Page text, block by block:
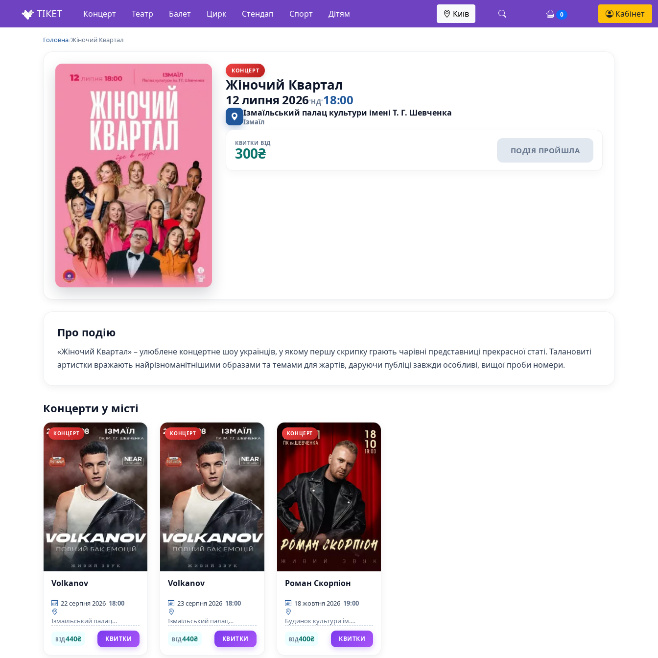
ТІКЕТ Концерт Театр Балет Цирк Стендап Спорт Дітям Київ 0 Кабінет
Головна/Жіночий Квартал
КОНЦЕРТ
Жіночий Квартал
12 липня 2026 НД 18:00
Ізмаїльський палац культури імені Т. Г. Шевченка
Ізмаїл
КВИТКИ ВІД
300₴ ПОДІЯ ПРОЙШЛА
Про подію
«Жіночий Квартал» – улюблене концертне шоу українців, у якому першу скрипку грають чарівні представниці прекрасної статі. Талановиті
артистки вражають найрізноманітнішими образами та темами для жартів, даруючи публіці завжди особливі, вищої проби номери.
Концерти у місті
КОНЦЕРТ
Volkanov
22 серпня 2026 18:00
Ізмаїльський палац
культури імені Т. Г.
Шевченка
ВІД440₴ КВИТКИ
КОНЦЕРТ
Volkanov
23 серпня 2026 18:00
Ізмаїльський палац
культури імені Т. Г.
Шевченка
ВІД440₴ КВИТКИ
КОНЦЕРТ
Роман Скорпіон
18 жовтня 2026 19:00
Будинок культури ім.
ВІД400₴ КВИТКИ